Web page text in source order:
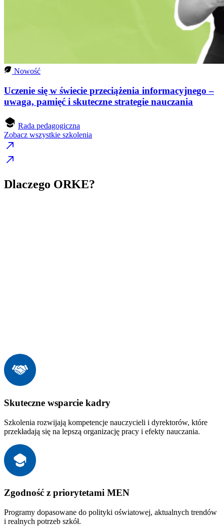
Nowość
Uczenie się w świecie przeciążenia informacyjnego –
uwaga, pamięć i skuteczne strategie nauczania
Rada pedagogiczna
Zobacz wszystkie szkolenia
Dlaczego ORKE?
Skuteczne wsparcie kadry
Szkolenia rozwijają kompetencje nauczycieli i dyrektorów, które
przekładają się na lepszą organizację pracy i efekty nauczania.
Zgodność z priorytetami MEN
Programy dopasowane do polityki oświatowej, aktualnych trendów
i realnych potrzeb szkół.